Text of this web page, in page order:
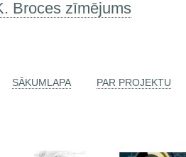
Broces zīmējums
SĀKUMLAPA PAR PROJEKTU